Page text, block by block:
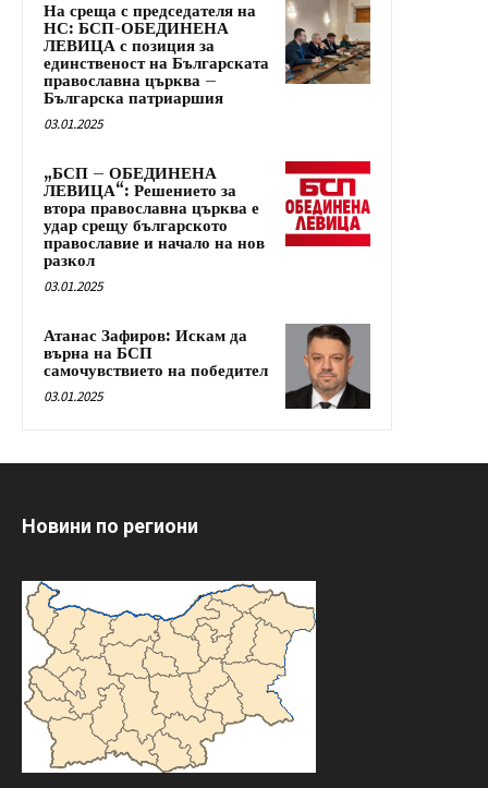
На среща с председателя на
НС: БСП-ОБЕДИНЕНА
ЛЕВИЦА с позиция за
единственост на Българската
православна църква –
Българска патриаршия
03.01.2025
„БСП – ОБЕДИНЕНА
ЛЕВИЦА“: Решението за
втора православна църква е
удар срещу българското
православие и начало на нов
разкол
03.01.2025
Атанас Зафиров: Искам да
върна на БСП
самочувствието на победител
03.01.2025
Новини по региони